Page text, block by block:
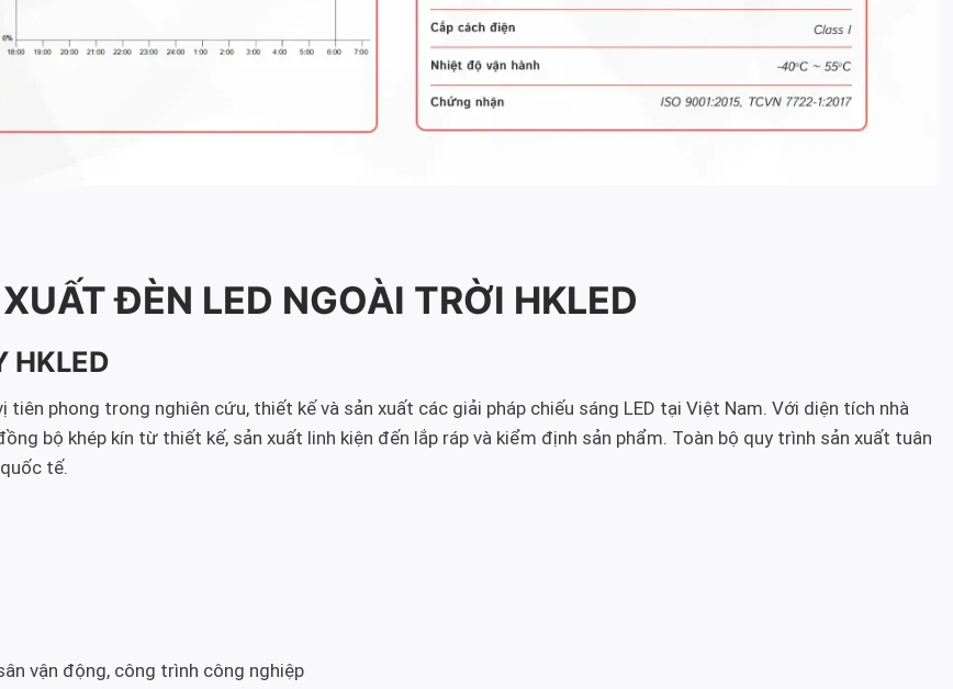
ĐÈN LED NGOÀI TRỜI HKLED
HKLED
tiên phong trong nghiên cứu, thiết kế và sản xuất các giải pháp chiếu sáng LED tại Việt Nam. Với diện tích nhà
bộ khép kín từ thiết kế, sản xuất linh kiện đến lắp ráp và kiểm định sản phẩm. Toàn bộ quy trình sản xuất tuân
tế.
vận động, công trình công nghiệp